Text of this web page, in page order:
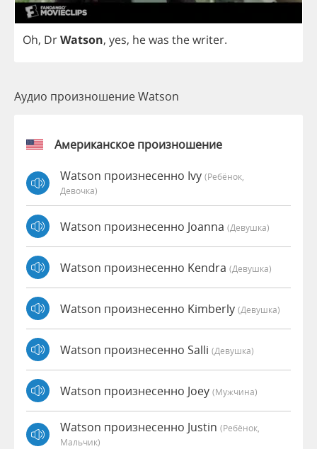
Oh, DrWatson, yes, hewas thewriter.
Аудио произношение Watson
Американское произношение
Watson произнесенно Ivy (Ребёнок,
Девочка)
Watson произнесенно Joanna (девушка)
Watson произнесенно Kendra (девушка)
Watson произнесенно Kimberly (девушка)
Watson произнесенно Salli (девушка)
Watson произнесенно Joey (мужчина)
Watson произнесенно Justin (Ребёнок,
Мальчик)